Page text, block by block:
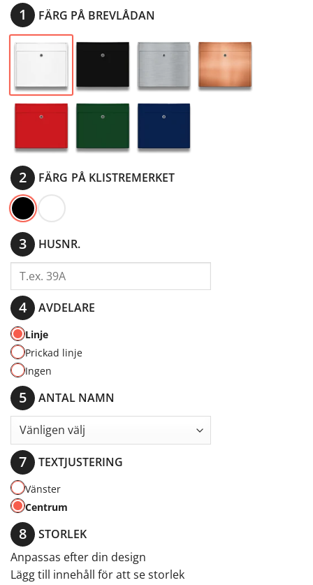
FÄRG PÅ BREVLÅDAN
FÄRG
HUSNR.
AVDELARE
Linje
Prickad linje
Ingen
ANTAL NAMN
TEXTJUSTERING
Vänster
Centrum
STORLEK
Anpassas efter din design
Lägg till innehåll för att se storlek